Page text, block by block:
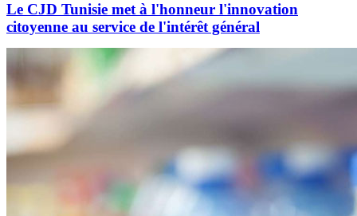
Le CJD Tunisie met à l'honneur l'innovation
citoyenne au service de l'intérêt général